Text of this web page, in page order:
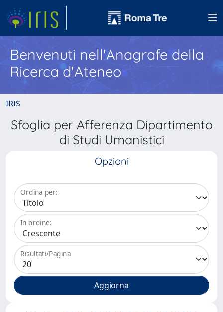
Benvenuti nell'Anagrafe della
Ricerca d'Ateneo
IRIS
Sfoglia per Afferenza Dipartimento
di Studi Umanistici
Opzioni
Ordina per:
In ordine:
Risultati/Pagina